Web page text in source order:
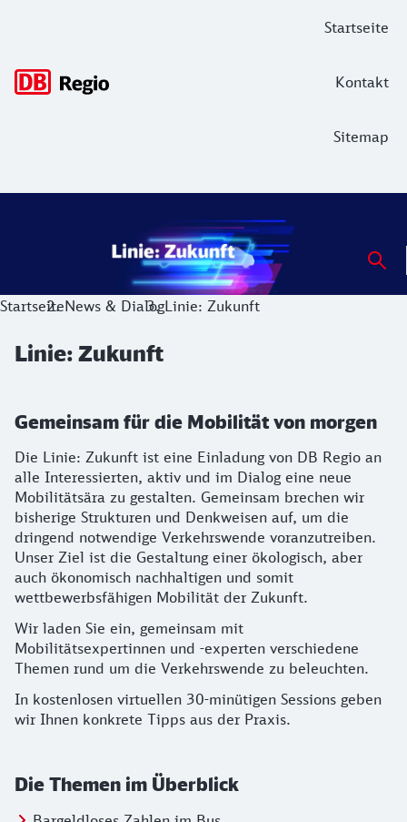
Startseite
Kontakt
Sitemap
StartseiteNews & DialogLinie: Zukunft
Linie: Zukunft
Gemeinsam für die Mobilität von morgen
Die Linie: Zukunft ist eine Einladung von DB Regio an
alle Interessierten, aktiv und im Dialog eine neue
Mobilitätsära zu gestalten. Gemeinsam brechen wir
bisherige Strukturen und Denkweisen auf, um die
dringend notwendige Verkehrswende voranzutreiben.
Unser Ziel ist die Gestaltung einer ökologisch, aber
auch ökonomisch nachhaltigen und somit
wettbewerbsfähigen Mobilität der Zukunft.
Wir laden Sie ein, gemeinsam mit
Mobilitätsexpertinnen und -experten verschiedene
Themen rund um die Verkehrswende zu beleuchten.
In kostenlosen virtuellen 30-minütigen Sessions geben
wir Ihnen konkrete Tipps aus der Praxis.
Die Themen im Überblick